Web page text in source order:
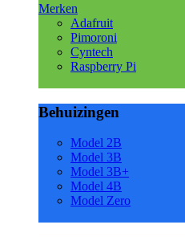
Merken
Adafruit
Pimoroni
Cyntech
Raspberry Pi
Behuizingen
Model 2B
Model 3B
Model 3B+
Model 4B
Model Zero